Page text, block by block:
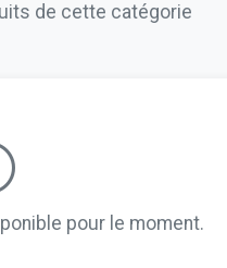
de cette catégorie
pour le moment.